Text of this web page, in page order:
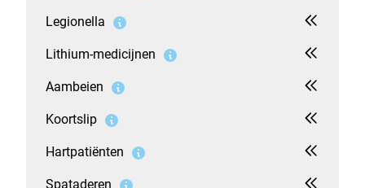
Legionella
Lithium-medicijnen
Aambeien
Koortslip
Hartpatiënten
Spataderen